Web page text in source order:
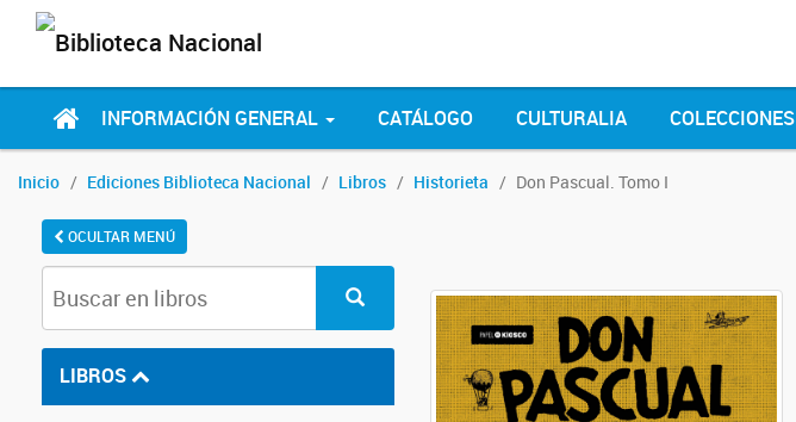
INFORMACIÓN GENERAL CATÁLOGO CULTURALIA COLECCIONES
Inicio Ediciones Biblioteca Nacional Libros Historieta Don Pascual. Tomo I
OCULTAR MENÚ
LIBROS